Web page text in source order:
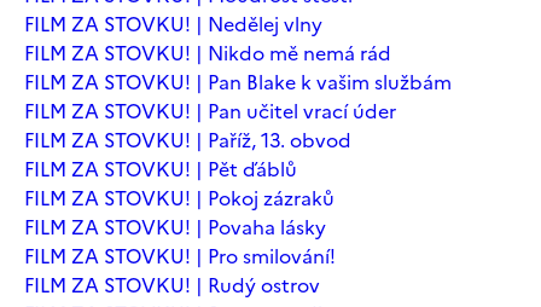
FILM ZA STOVKU! | Nedělej vlny
FILM ZA STOVKU! | Nikdo mě nemá rád
FILM ZA STOVKU! | Pan Blake k vašim službám
FILM ZA STOVKU! | Pan učitel vrací úder
FILM ZA STOVKU! | Paříž, 13. obvod
FILM ZA STOVKU! | Pět ďáblů
FILM ZA STOVKU! | Pokoj zázraků
FILM ZA STOVKU! | Povaha lásky
FILM ZA STOVKU! | Pro smilování!
FILM ZA STOVKU! | Rudý ostrov